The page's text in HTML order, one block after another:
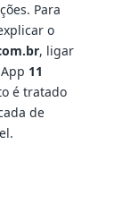
Para
o
, ligar
11
é tratado
de